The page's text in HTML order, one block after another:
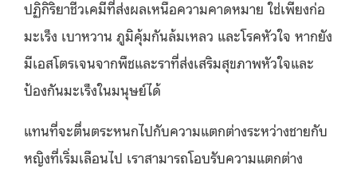
ปฏิกิริยาชีวเคมีที่ส่งผลเหนือความคาดหมาย ใช่เพียงก่อ
มะเร็ง เบาหวาน ภูมิคุ้มกันล้มเหลว และโรคหัวใจ หากยัง
มีเอสโตรเจนจากพืชและราที่ส่งเสริมสุขภาพหัวใจและ
ป้องกันมะเร็งในมนุษย์ได้
แทนที่จะตื่นตระหนกไปกับความแตกต่างระหว่างชายกับ
หญิงที่เริ่มเลือนไป เราสามารถโอบรับความแตกต่าง